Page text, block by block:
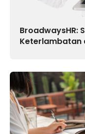
BroadwaysHR:
Keterlambatan